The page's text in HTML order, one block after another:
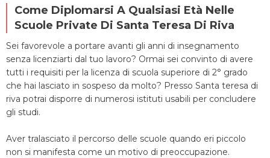
SCUOLE PRIVATE
SCUOLE SERALI
NEWS
Come Diplomarsi A Qualsiasi Età Nelle
Scuole Private Di Santa Teresa Di Riva
Sei favorevole a portare avanti gli anni di insegnamento
senza licenziarti dal tuo lavoro? Ormai sei convinto di avere
tutti i requisiti per la licenza di scuola superiore di 2° grado
che hai lasciato in sospeso da molto? Presso Santa teresa di
riva potrai disporre di numerosi istituti usabili per concludere
gli studi.
Aver tralasciato il percorso delle scuole quando eri piccolo
non si manifesta come un motivo di preoccupazione.